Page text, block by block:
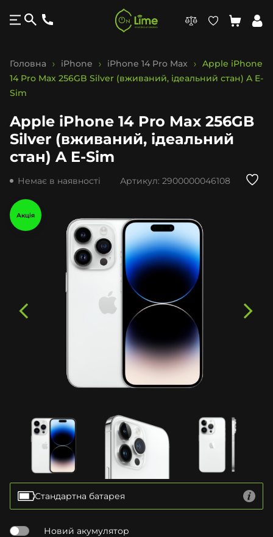
Головна iPhone iPhone 14 Pro Max
Apple iPhone
14 Pro Max 256GB Silver (вживаний, ідеальний стан) A E-
Sim
Apple iPhone 14 Pro Max 256GB
Silver (вживаний, ідеальний
стан) A E-Sim
Немає в наявності Артикул: 2900000046108
Акція
Стандартна батарея
Новий акумулятор